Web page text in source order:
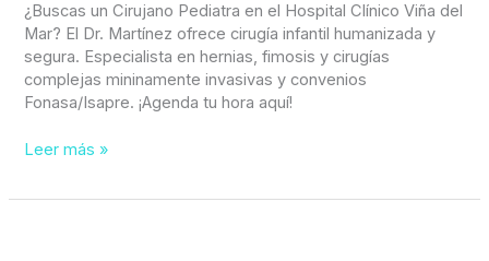
¿Buscas un Cirujano Pediatra en el Hospital Clínico Viña del
Mar? El Dr. Martínez ofrece cirugía infantil humanizada y
segura. Especialista en hernias, fimosis y cirugías
complejas mininamente invasivas y convenios
Fonasa/Isapre. ¡Agenda tu hora aquí!
Leer más »